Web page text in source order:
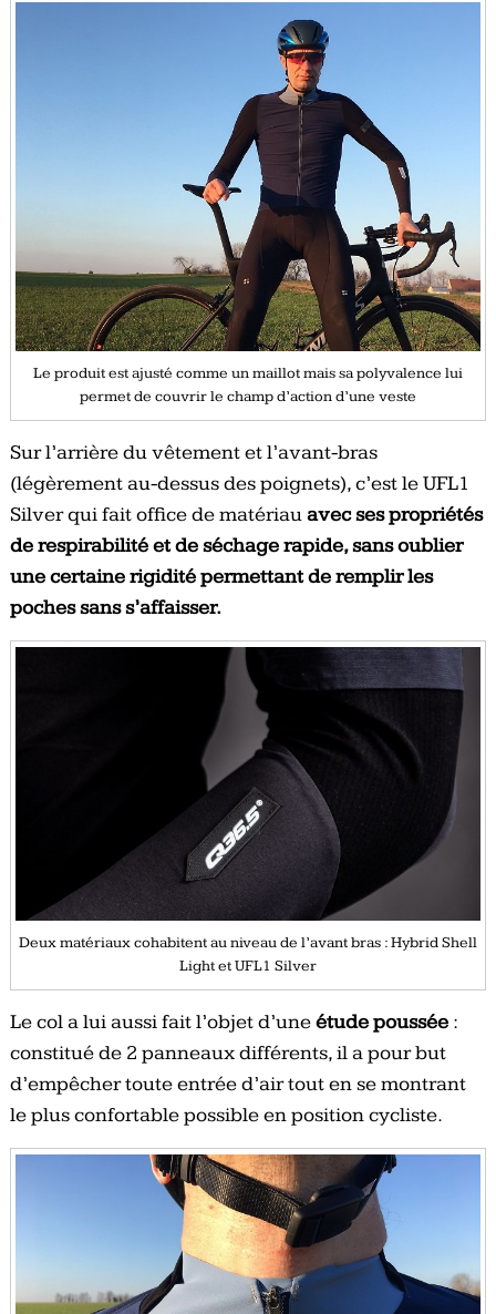
Le produit est ajusté comme un maillot mais sa polyvalence lui
permet de couvrir le champ d’action d’une veste
Sur l’arrière du vêtement et l’avant-bras
(légèrement au-dessus des poignets), c’est le UFL1
Silver qui fait office de matériauavec ses propriétés
de respirabilité et de séchage rapide, sans oublier
une certaine rigidité permettant de remplir les
poches sans s’affaisser.
Deux matériaux cohabitent au niveau de l’avant bras : Hybrid Shell
Light et UFL1 Silver
Le col a lui aussi fait l’objet d’uneétude poussée:
constitué de 2 panneaux différents, il a pour but
d’empêcher toute entrée d’air tout en se montrant
le plus confortable possible en position cycliste.